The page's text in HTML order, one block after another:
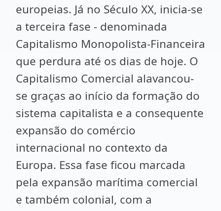
europeias. Já no Século XX, inicia-se
a terceira fase - denominada
Capitalismo Monopolista-Financeira
que perdura até os dias de hoje. O
Capitalismo Comercial alavancou-
se graças ao início da formação do
sistema capitalista e a consequente
expansão do comércio
internacional no contexto da
Europa. Essa fase ficou marcada
pela expansão marítima comercial
e também colonial, com a